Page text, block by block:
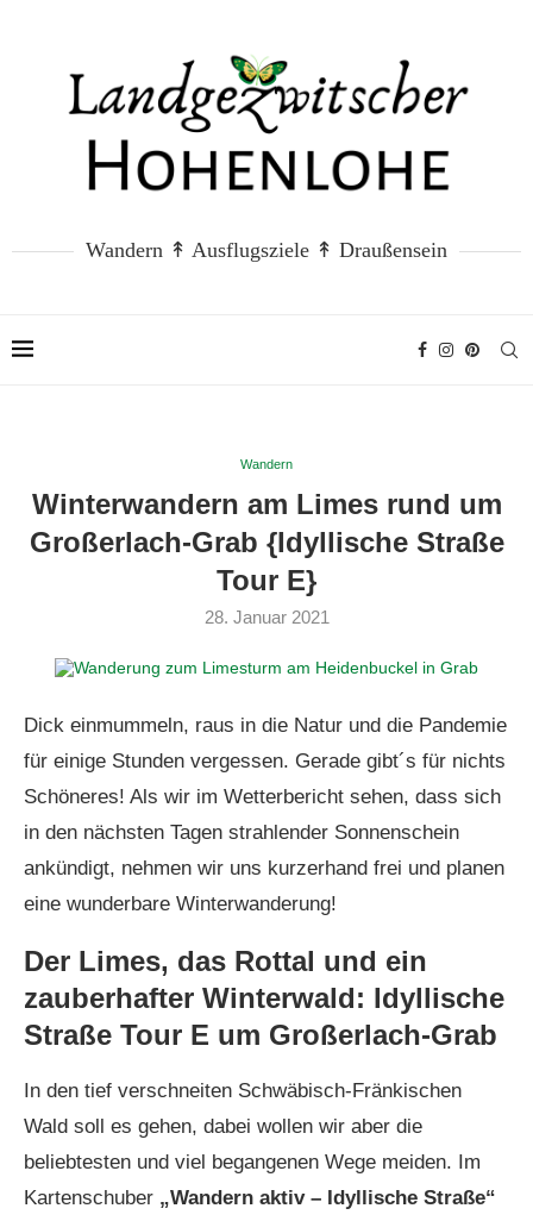
Wandern ↟ Ausflugsziele ↟ Draußensein
Wandern
Winterwandern am Limes rund um
Großerlach-Grab {Idyllische Straße
Tour E}
28. Januar 2021
Dick einmummeln, raus in die Natur und die Pandemie
für einige Stunden vergessen. Gerade gibt´s für nichts
Schöneres! Als wir im Wetterbericht sehen, dass sich
in den nächsten Tagen strahlender Sonnenschein
ankündigt, nehmen wir uns kurzerhand frei und planen
eine wunderbare Winterwanderung!
Der Limes, das Rottal und ein
zauberhafter Winterwald: Idyllische
Straße Tour E um Großerlach-Grab
In den tief verschneiten Schwäbisch-Fränkischen
Wald soll es gehen, dabei wollen wir aber die
beliebtesten und viel begangenen Wege meiden. Im
Kartenschuber „Wandern aktiv – Idyllische Straße“